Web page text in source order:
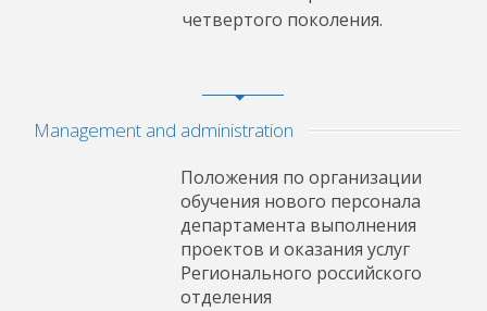
четвертого поколения.
Management and administration
Положения по организации
обучения нового персонала
департамента выполнения
проектов и оказания услуг
Регионального российского
отделения